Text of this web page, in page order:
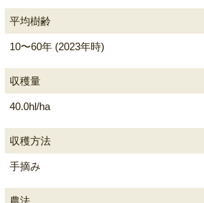
平均樹齢
10〜60年 (2023年時)
収穫量
40.0hl/ha
収穫方法
手摘み